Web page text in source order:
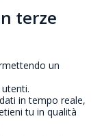
terze
un
in tempo reale,
tu in qualità